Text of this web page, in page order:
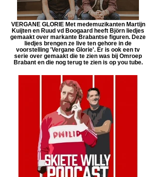
VERGANE GLORIE Met medemuzikanten Martijn
Kuijten en Ruud vd Boogaard heeft Björn liedjes
gemaakt over markante Brabantse figuren. Deze
liedjes brengen ze live ten gehore in de
voorstelling 'Vergane Glorie'. Er is ook een tv
serie over gemaakt die te zien was bij Omroep
Brabant en die nog terug te zien is op you tube.